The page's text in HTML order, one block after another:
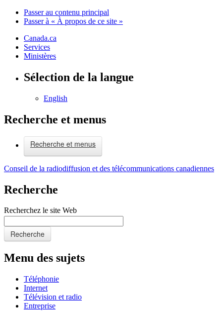
Passer au contenu principal
Passer à « À propos de ce site »
Canada.ca
Services
Ministères
Sélection de la langue
English
Recherche et menus
Recherche et menus
Conseil de la radiodiffusion et des télécommunications canadiennes
Recherche
Recherchez le site Web
Recherche
Menu des sujets
Téléphonie
Internet
Télévision et radio
Entreprise